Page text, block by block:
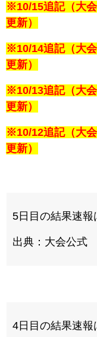
※10/15追記（大
更新）
※10/14追記（大
更新）
※10/13追記（大
更新）
※10/12追記（大
更新）
5日目の結果速報
出典：大会公式
4日目の結果速報